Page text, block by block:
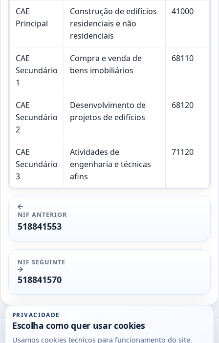
CAE
Principal
Construção de edifícios
residenciais e não
residenciais
41000
CAE
Secundário
1
Compra e venda de
bens imobiliários
68110
CAE
Secundário
2
Desenvolvimento de
projetos de edifícios
68120
CAE
Secundário
3
Atividades de
engenharia e técnicas
afins
71120
NIF ANTERIOR
518841553
NIF SEGUINTE
518841570
Utils
PRIVACIDADE
Escolha como quer usar cookies
Usamos cookies tecnicos para funcionamento do site.